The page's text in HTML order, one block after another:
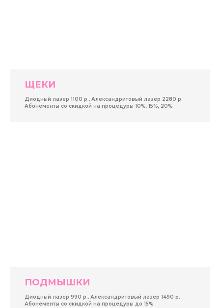
ЩЕКИ
Диодный лазер 1100 р., Александритовый лазер 2280 р.
Абонементы со скидкой на процедуры 10%, 15%, 20%
ПОДМЫШКИ
Диодный лазер 990 р., Александритовый лазер 1490 р.
Абонементы со скидкой на процедуры до 15%